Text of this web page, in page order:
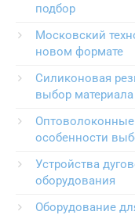
подбор
Московский
новом формате
Силиконовая
выбор материала
особенности
Устройства
оборудования
Оборудование